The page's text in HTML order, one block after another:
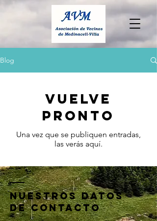
Blog
Vuelve
pronto
Una vez que se publiquen entradas,
las verás aquí.
nuestros datos
de contacto